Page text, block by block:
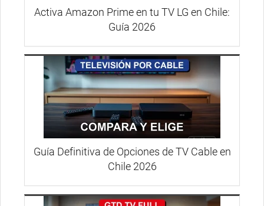
Activa Amazon Prime en tu TV LG en Chile:
Guía 2026
Guía Definitiva de Opciones de TV Cable en
Chile 2026